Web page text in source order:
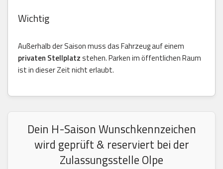
Wichtig
Außerhalb der Saison muss das Fahrzeug auf einem
privaten Stellplatzstehen. Parken im öffentlichen Raum
ist in dieser Zeit nicht erlaubt.
Dein H-Saison Wunschkennzeichen
wird geprüft & reserviert bei der
Zulassungsstelle Olpe